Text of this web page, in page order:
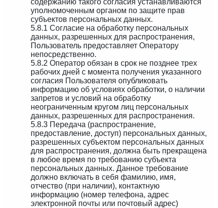
содержанию такого согласия устанавливаются
уполномоченным органом по защите прав
субъектов персональных данных.
5.8.1 Согласие на обработку персональных
данных, разрешенных для распространения,
Пользователь предоставляет Оператору
непосредственно.
5.8.2 Оператор обязан в срок не позднее трех
рабочих дней с момента получения указанного
согласия Пользователя опубликовать
информацию об условиях обработки, о наличии
запретов и условий на обработку
неограниченным кругом лиц персональных
данных, разрешенных для распространения.
5.8.3 Передача (распространение,
предоставление, доступ) персональных данных,
разрешенных субъектом персональных данных
для распространения, должна быть прекращена
в любое время по требованию субъекта
персональных данных. Данное требование
должно включать в себя фамилию, имя,
отчество (при наличии), контактную
информацию (номер телефона, адрес
электронной почты или почтовый адрес)